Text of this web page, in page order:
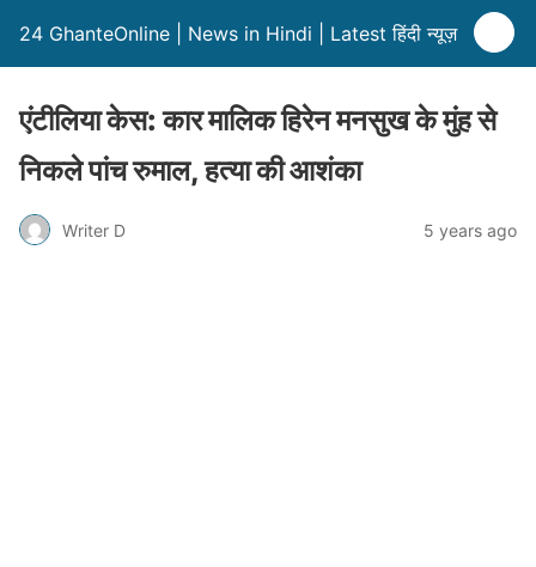
24 GhanteOnline | News in Hindi | Latest हिंदी न्यूज़
एंटीलिया केस: कार मालिक हिरेन मनसुख के मुंह से
निकले पांच रुमाल, हत्या की आशंका
Writer D 5 years ago